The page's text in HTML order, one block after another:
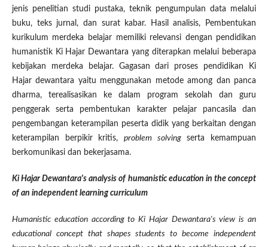
jenis penelitian studi pustaka, teknik pengumpulan data melalui
buku, teks jurnal, dan surat kabar. Hasil analisis, Pembentukan
kurikulum merdeka belajar memiliki relevansi dengan pendidikan
humanistik Ki Hajar Dewantara yang diterapkan melalui beberapa
kebijakan merdeka belajar. Gagasan dari proses pendidikan Ki
Hajar dewantara yaitu menggunakan metode among dan panca
dharma, terealisasikan ke dalam program sekolah dan guru
penggerak serta pembentukan karakter pelajar pancasila dan
pengembangan keterampilan peserta didik yang berkaitan dengan
keterampilan berpikir kritis, problem solvingserta kemampuan
berkomunikasi dan bekerjasama.
Ki Hajar Dewantara's analysis of humanistic education in the concept
of an independent learning curriculum
Humanistic education according to Ki Hajar Dewantara's view is an
educational concept that shapes students to become independent